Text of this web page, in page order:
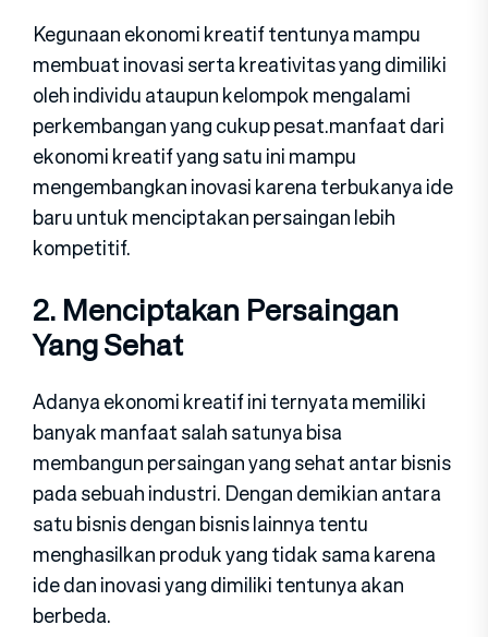
Kegunaan ekonomi kreatif tentunya mampu
membuat inovasi serta kreativitas yang dimiliki
oleh individu ataupun kelompok mengalami
perkembangan yang cukup pesat.manfaat dari
ekonomi kreatif yang satu ini mampu
mengembangkan inovasi karena terbukanya ide
baru untuk menciptakan persaingan lebih
kompetitif.
2. Menciptakan Persaingan
Yang Sehat
Adanya ekonomi kreatif ini ternyata memiliki
banyak manfaat salah satunya bisa
membangun persaingan yang sehat antar bisnis
pada sebuah industri. Dengan demikian antara
satu bisnis dengan bisnis lainnya tentu
menghasilkan produk yang tidak sama karena
ide dan inovasi yang dimiliki tentunya akan
berbeda.